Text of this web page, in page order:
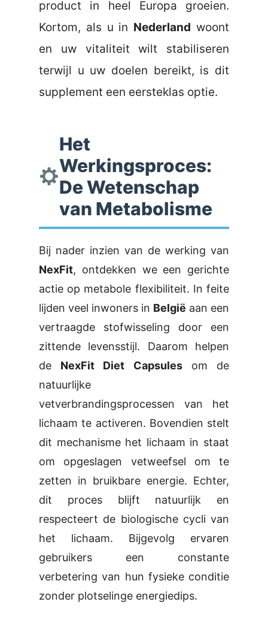
product in heel Europa groeien.
Kortom, als u in Nederland woont
en uw vitaliteit wilt stabiliseren
terwijl u uw doelen bereikt, is dit
supplement een eersteklas optie.
Het
Werkingsproces:
De Wetenschap
van Metabolisme
Bij nader inzien van de werking van
NexFit, ontdekken we een gerichte
actie op metabole flexibiliteit. In feite
lijden veel inwoners in België aan een
vertraagde stofwisseling door een
zittende levensstijl. Daarom helpen
de NexFit Diet Capsulesom de
natuurlijke
vetverbrandingsprocessen van het
lichaam te activeren. Bovendien stelt
dit mechanisme het lichaam in staat
om opgeslagen vetweefsel om te
zetten in bruikbare energie. Echter,
dit proces blijft natuurlijk en
respecteert de biologische cycli van
het lichaam. Bijgevolg ervaren
gebruikers een constante
verbetering van hun fysieke conditie
zonder plotselinge energiedips.